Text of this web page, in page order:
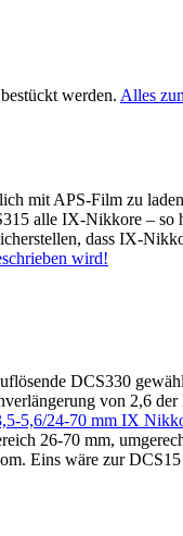
werden. Alles
mit APS-Film zu
alle IX-Nikkore – so
dass IX-
wird!
DCS330
von 2,6
5,6/24-70 mm IX
26-70 mm,
Eins wäre zur